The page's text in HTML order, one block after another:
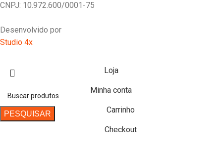
CNPJ: 10.972.600/0001-75
Desenvolvido por
Studio 4x
PESQUISAR
Loja
Minha conta
Carrinho
Checkout